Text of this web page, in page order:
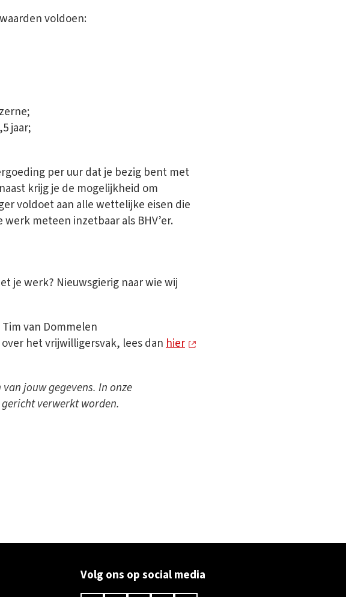
voldoen:
jaar;
per uur dat je bezig bent met
krijg je de mogelijkheid om
voldoet aan alle wettelijke eisen die
meteen inzetbaar als BHV’er.
je werk? Nieuwsgierig naar wie wij
van Dommelen
het vrijwilligersvak, lees danhier
jouw gegevens. In onze
verwerkt worden.
Volg ons op social media